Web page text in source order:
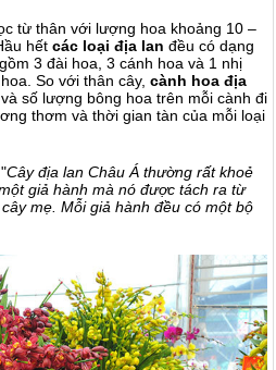
từ thân với lượng hoa khoảng 10 –
hết các loại địa lan đều có dạng
3 đài hoa, 3 cánh hoa và 1 nhị
So với thân cây, cành hoa địa
số lượng bông hoa trên mỗi cành đi
thơm và thời gian tàn của mỗi loại
Cây địa lan Châu Á thường rất khoẻ
giả hành mà nó được tách ra từ
mẹ. Mỗi giả hành đều có một bộ